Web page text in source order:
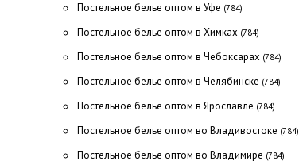
Постельное белье оптом в Уфе (784)
Постельное белье оптом в Химках (784)
Постельное белье оптом в Чебоксарах (784)
Постельное белье оптом в Челябинске (784)
Постельное белье оптом в Ярославле (784)
Постельное белье оптом во Владивостоке (784)
Постельное белье оптом во Владимире (784)